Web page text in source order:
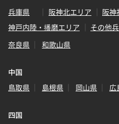
兵庫県
阪神北エリア
阪神
神戸内陸・播磨エリア
その他
奈良県
和歌山県
中国
鳥取県
島根県 岡山県 広
四国